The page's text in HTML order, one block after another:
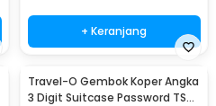
+ Keranjang
Travel-O Gembok Koper Angka
3 Digit Suitcase Password TSA